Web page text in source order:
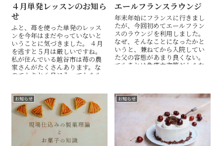
４月単発レッスンのお知ら
せ
ふと、苺を使った単発のレッス
ンを今年はまだやっていないと
いうことに気づきました。 ４月
を逃すと５月は厳しいですね。
私が住んでいる越谷市は苺の農
家さんがたくさんあります。な
のでわりと６月に入ってからも
エールフランスラウンジ
年末年始にフランスに行きまし
たが、今回初めてエールフラン
スのラウンジを利用しました。
なぜ、そんなことになったかと
いうと、兼ねてから入院してい
た父の容態があまり良くない。
でもあとは免疫力次第だからな
お知らせ お知らせ